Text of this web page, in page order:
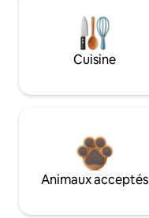
Cuisine
Animaux acceptés